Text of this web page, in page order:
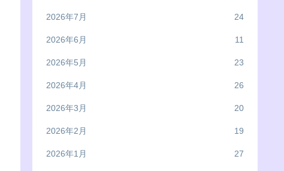
2026年7月 24
2026年6月 11
2026年5月 23
2026年4月 26
2026年3月 20
2026年2月 19
2026年1月 27